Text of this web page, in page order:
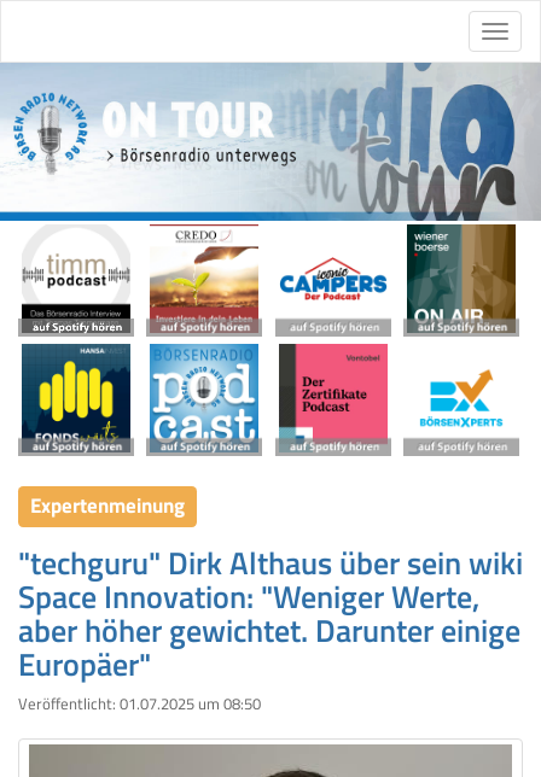
Expertenmeinung
"techguru" Dirk Althaus über sein wiki
Space Innovation: "Weniger Werte,
aber höher gewichtet. Darunter einige
Europäer"
Veröffentlicht: 01.07.2025 um 08:50